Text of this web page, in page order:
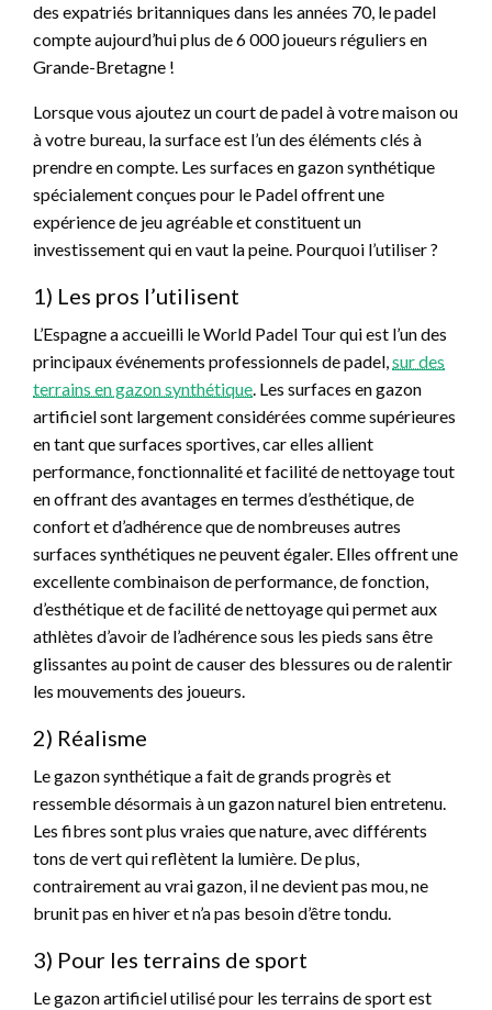
des expatriés britanniques dans les années 70, le padel
compte aujourd’hui plus de 6 000 joueurs réguliers en
Grande-Bretagne !
Lorsque vous ajoutez un court de padel à votre maison ou
à votre bureau, la surface est l’un des éléments clés à
prendre en compte. Les surfaces en gazon synthétique
spécialement conçues pour le Padel offrent une
expérience de jeu agréable et constituent un
investissement qui en vaut la peine. Pourquoi l’utiliser ?
1) Les pros l’utilisent
L’Espagne a accueilli le World Padel Tour qui est l’un des
principaux événements professionnels de padel,sur des
terrains en gazon synthétique. Les surfaces en gazon
artificiel sont largement considérées comme supérieures
en tant que surfaces sportives, car elles allient
performance, fonctionnalité et facilité de nettoyage tout
en offrant des avantages en termes d’esthétique, de
confort et d’adhérence que de nombreuses autres
surfaces synthétiques ne peuvent égaler. Elles offrent une
excellente combinaison de performance, de fonction,
d’esthétique et de facilité de nettoyage qui permet aux
athlètes d’avoir de l’adhérence sous les pieds sans être
glissantes au point de causer des blessures ou de ralentir
les mouvements des joueurs.
2) Réalisme
Le gazon synthétique a fait de grands progrès et
ressemble désormais à un gazon naturel bien entretenu.
Les fibres sont plus vraies que nature, avec différents
tons de vert qui reflètent la lumière. De plus,
contrairement au vrai gazon, il ne devient pas mou, ne
brunit pas en hiver et n’a pas besoin d’être tondu.
3) Pour les terrains de sport
Le gazon artificiel utilisé pour les terrains de sport est